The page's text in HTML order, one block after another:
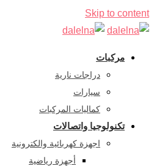
Skip to content
مركبات
دراجات نارية
سيارات
كماليات المركبات
تكنولوجيا واتصالات
اجهزة كهربائية والكترونية
أجهزة رياضية